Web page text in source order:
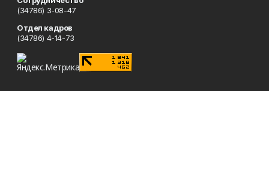
(34786) 3-08-47
Отдел кадров
(34786) 4-14-73